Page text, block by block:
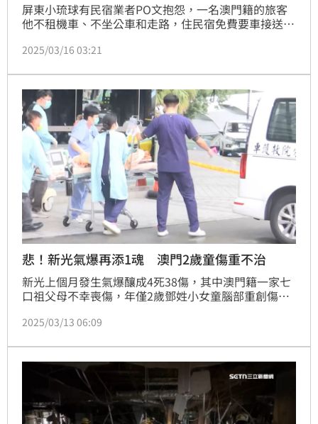
屏東小琉球有民宿業者PO文抱怨，一名澳門籍的旅客
他不租機車、不坐公車和走路，住民宿免費要車接送，
頭痛和肚子痛，但是救護人員送他到衛生所後他又拒絕
2025/03/16 03:21
悲！新光氣爆再添1魂 澳門2歲童傷重不治
新光上個月發生氣爆釀成4死38傷，其中澳門籍一家七
口祖父母不幸喪傷，年僅2歲鄧姓小女童腦部重創傷勢
澳門繼續治療。無奈時逢氣爆一個月，卻傳來令人悲傷
澳門仁伯爵綜合醫院離世。
2025/03/13 06:09